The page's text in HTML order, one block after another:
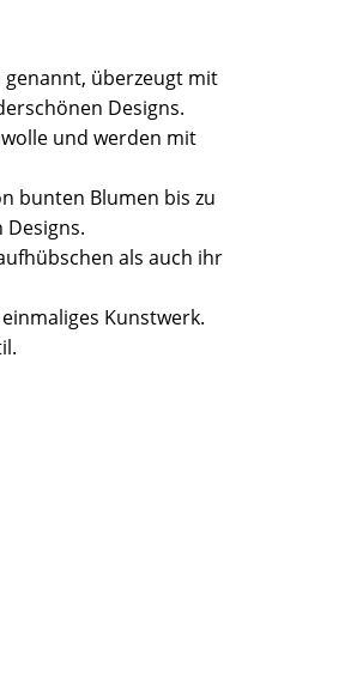
überzeugt mit
Designs.
und werden mit
bunten Blumen bis zu
als auch ihr
Kunstwerk.